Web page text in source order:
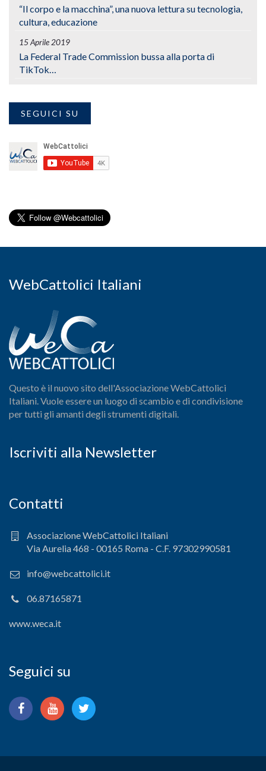
“Il corpo e la macchina”, una nuova lettura su tecnologia,
cultura, educazione
15 Aprile 2019
La Federal Trade Commission bussa alla porta di
TikTok…
SEGUICI SU
WebCattolici Italiani
Questo è il nuovo sito dell'Associazione WebCattolici
Italiani. Vuole essere un luogo di scambio e di condivisione
per tutti gli amanti degli strumenti digitali.
Iscriviti alla Newsletter
Contatti
Associazione WebCattolici Italiani
Via Aurelia 468 - 00165 Roma - C.F. 97302990581
info@webcattolici.it
06.87165871
www.weca.it
Seguici su